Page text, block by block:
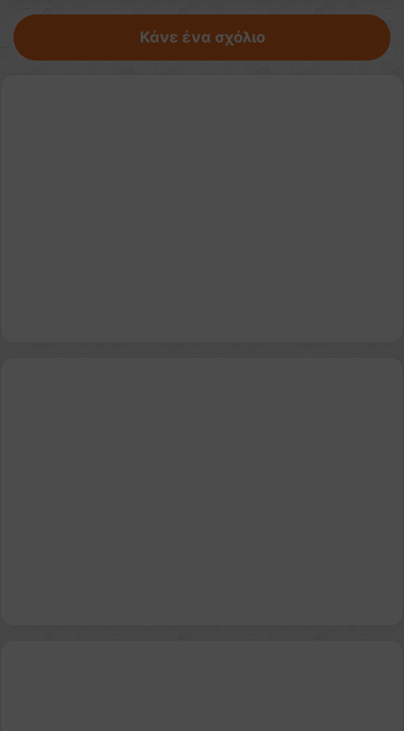
Κάνε ένα σχόλιο